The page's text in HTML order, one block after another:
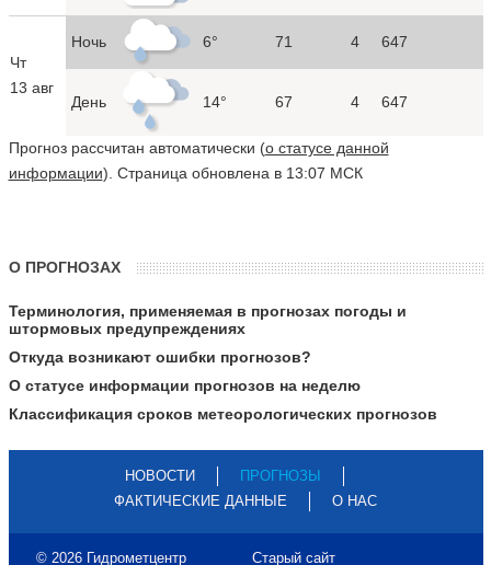
Чт
13 авг
Ночь 6° 71 4 647
День 14° 67 4 647
Прогноз рассчитан автоматически (о статусе данной
информации). Страница обновлена в 13:07 МСК
О ПРОГНОЗАХ
Терминология, применяемая в прогнозах погоды и
штормовых предупреждениях
Откуда возникают ошибки прогнозов?
О статусе информации прогнозов на неделю
Классификация сроков метеорологических прогнозов
НОВОСТИ
ПРОГНОЗЫ
ФАКТИЧЕСКИЕ ДАННЫЕ
О НАС
© 2026 Гидрометцентр Старый сайт